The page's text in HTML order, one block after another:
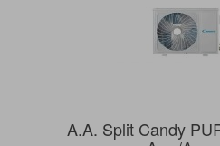
A.A. Split Candy